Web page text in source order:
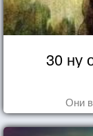
30 ну
Они